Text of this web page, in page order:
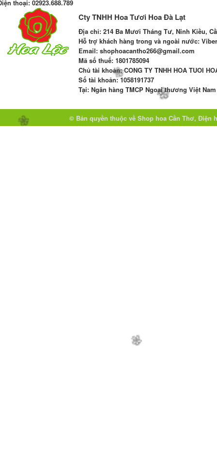
thoại: 02923.688.789
Cty TNHH Hoa Tươi Hoa Đà Lạt
Địa chỉ: 214 Ba Mươi Tháng Tư, Ninh Kiều,
Hỗ trợ khách hàng trong và ngoài nước:
Email: shophoacantho266@gmail.com
Mã số thuế: 1801785094
Chủ tài khoản: CONG TY TNHH HOA TUOI
Số tài khoản:1058191737
Tại: Ngân hàng TMCP Ngoại thương Việt
© Bản quyền thuộc về Shop hoa Cần Thơ, Điện